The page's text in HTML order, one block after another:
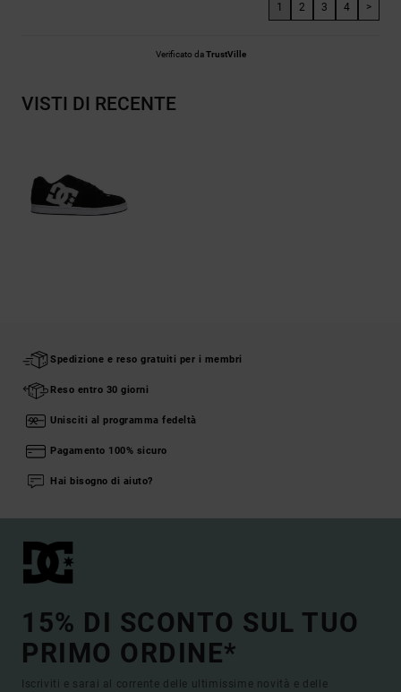
1 2 3 4 >
Verificato daTrustVille
VISTI DI RECENTE
Spedizione e reso gratuiti per i membri
Reso entro 30 giorni
Unisciti al programma fedeltà
Pagamento 100% sicuro
Hai bisogno di aiuto?
15% DI SCONTO SUL TUO
PRIMO ORDINE*
Iscriviti e sarai al corrente delle ultimissime novità e delle